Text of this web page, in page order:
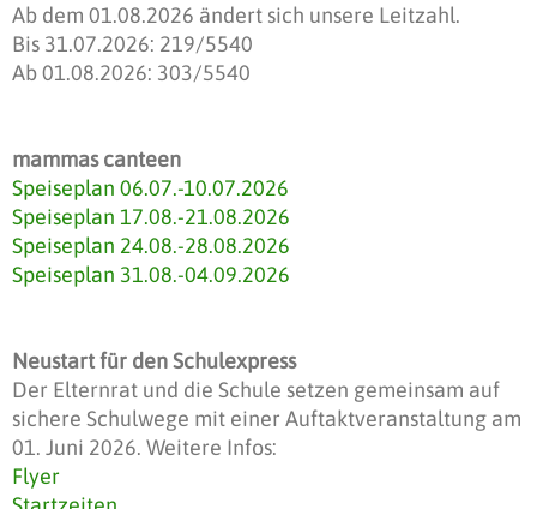
Ab dem 01.08.2026 ändert sich unsere Leitzahl.
Bis 31.07.2026: 219/5540
Ab 01.08.2026: 303/5540
mammas canteen
Speiseplan 06.07.-10.07.2026
Speiseplan 17.08.-21.08.2026
Speiseplan 24.08.-28.08.2026
Speiseplan 31.08.-04.09.2026
Neustart für den Schulexpress
Der Elternrat und die Schule setzen gemeinsam auf
sichere Schulwege mit einer Auftaktveranstaltung am
01. Juni 2026. Weitere Infos:
Flyer